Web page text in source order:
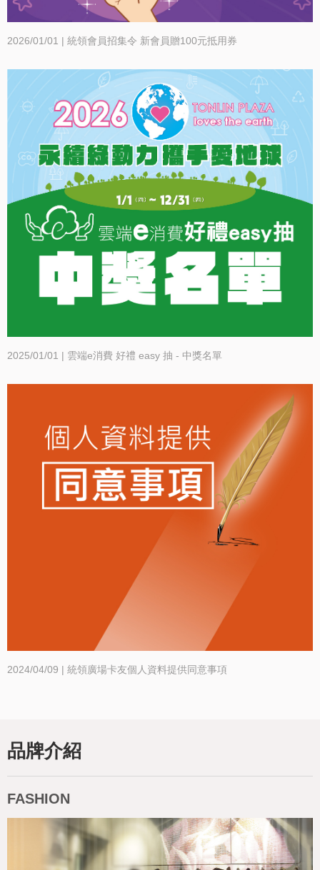
2026/01/01 | 統領會員招集令 新會員贈100元抵用券
2025/01/01 | 雲端e消費 好禮 easy 抽 - 中獎名單
2024/04/09 | 統領廣場卡友個人資料提供同意事項
品牌介紹
FASHION